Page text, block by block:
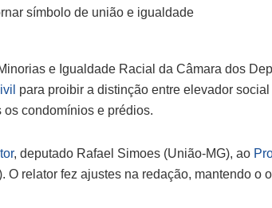
símbolo de união e igualdade
e Igualdade Racial da Câmara dos
para proibir a distinção entre elevador
os condomínios e prédios.
, deputado Rafael Simoes (União-MG), ao
O relator fez ajustes na redação, mantendo o